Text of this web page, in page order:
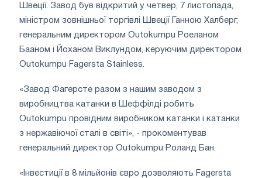
Швеції. Завод був відкритий у четвер, 7 листопада,
міністром зовнішньої торгівлі Швеції Ганною Халберг,
генеральним директором Outokumpu Роеланом
Бааном і Йоханом Виклундом, керуючим директором
Outokumpu Fagersta Stainless.
«Завод Фагерсте разом з нашим заводом з
виробництва катанки в Шеффілді робить
Outokumpu провідним виробником катанки і катанки
з нержавіючої сталі в світі», - прокоментував
генеральний директор Outokumpu Роланд Бан.
«Інвестиції в 8 мільйонів євро дозволяють Fagersta